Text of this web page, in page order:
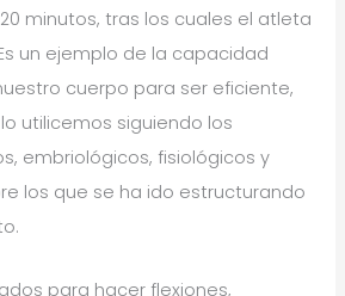
minutos, tras los cuales el atleta
un ejemplo de la capacidad
cuerpo para ser eficiente,
utilicemos siguiendo los
embriológicos, fisiológicos y
los que se ha ido estructurando
para hacer flexiones,